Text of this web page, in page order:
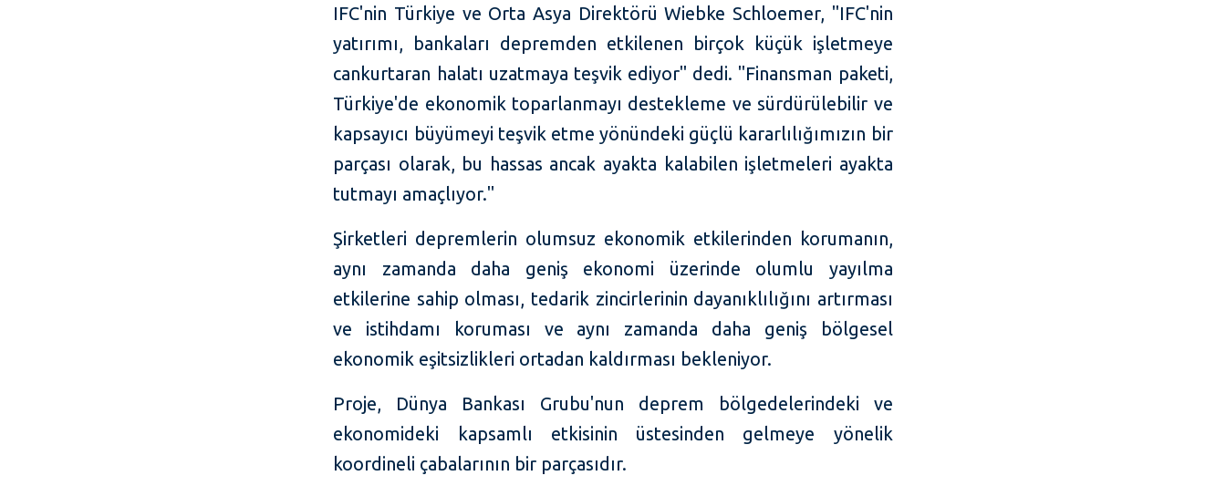
IFC'nin Türkiye ve Orta Asya Direktörü Wiebke Schloemer, "IFC'nin
yatırımı, bankaları depremden etkilenen birçok küçük işletmeye
cankurtaran halatı uzatmaya teşvik ediyor" dedi. "Finansman paketi,
Türkiye'de ekonomik toparlanmayı destekleme ve sürdürülebilir ve
kapsayıcı büyümeyi teşvik etme yönündeki güçlü kararlılığımızın bir
parçası olarak, bu hassas ancak ayakta kalabilen işletmeleri ayakta
tutmayı amaçlıyor."
Şirketleri depremlerin olumsuz ekonomik etkilerinden korumanın,
aynı zamanda daha geniş ekonomi üzerinde olumlu yayılma
etkilerine sahip olması, tedarik zincirlerinin dayanıklılığını artırması
ve istihdamı koruması ve aynı zamanda daha geniş bölgesel
ekonomik eşitsizlikleri ortadan kaldırması bekleniyor.
Proje, Dünya Bankası Grubu'nun deprem bölgedelerindeki ve
ekonomideki kapsamlı etkisinin üstesinden gelmeye yönelik
koordineli çabalarının bir parçasıdır.